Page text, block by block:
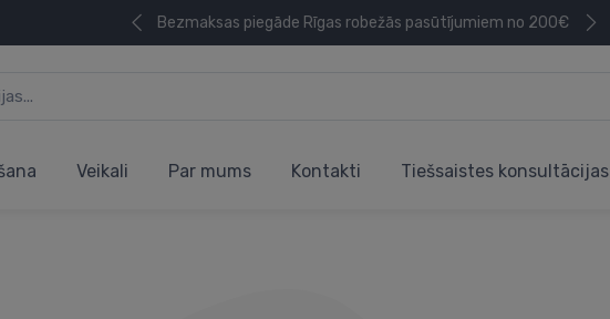
Bezmaksas piegāde Rīgas robežās pasūtījumiem no 200€
Veikali Par mums Kontakti Tiešsaistes konsultācijas